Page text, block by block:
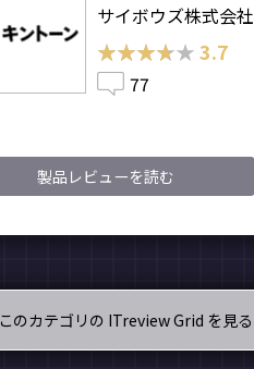
サイボウズ株式会社
★★★★★
★★★★★3.7
77
製品レビューを読む
このカテゴリの ITreview Grid を見る